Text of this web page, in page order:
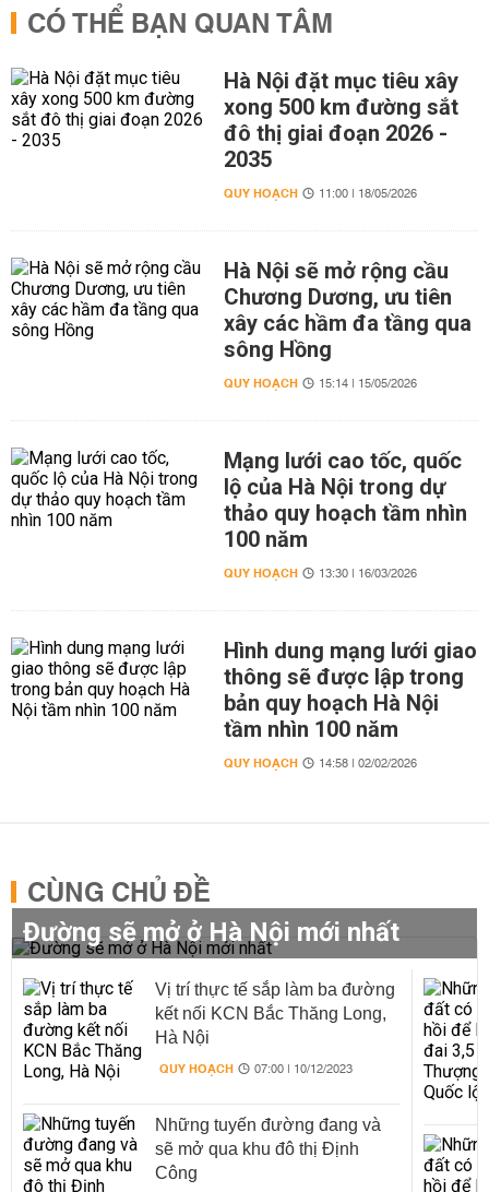
CÓ THỂ BẠN QUAN TÂM
Hà Nội đặt mục tiêu xây
xong 500 km đường sắt
đô thị giai đoạn 2026 -
2035
QUY HOẠCH 11:00 | 18/05/2026
Hà Nội sẽ mở rộng cầu
Chương Dương, ưu tiên
xây các hầm đa tầng qua
sông Hồng
QUY HOẠCH 15:14 | 15/05/2026
Mạng lưới cao tốc, quốc
lộ của Hà Nội trong dự
thảo quy hoạch tầm nhìn
100 năm
QUY HOẠCH 13:30 | 16/03/2026
Hình dung mạng lưới giao
thông sẽ được lập trong
bản quy hoạch Hà Nội
tầm nhìn 100 năm
QUY HOẠCH 14:58 | 02/02/2026
CÙNG CHỦ ĐỀ
Đường sẽ mở ở Hà Nội mới nhất
Vị trí thực tế sắp làm ba đường
kết nối KCN Bắc Thăng Long,
Hà Nội
QUY HOẠCH 07:00 | 10/12/2023
Những tuyến đường đang và
sẽ mở qua khu đô thị Định
Công